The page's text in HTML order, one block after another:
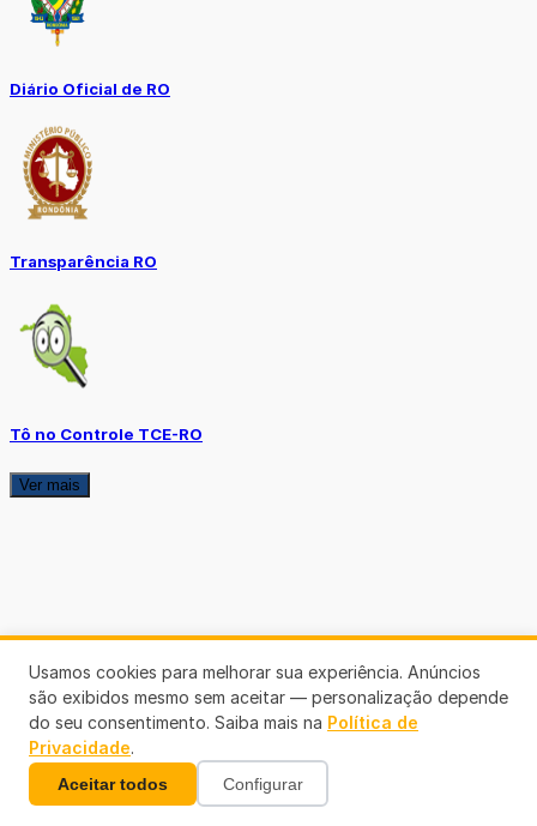
Diário Oficial de RO
Transparência RO
Tô no Controle TCE-RO
Ver mais
Usamos cookies para melhorar sua experiência. Anúncios
são exibidos mesmo sem aceitar — personalização depende
do seu consentimento. Saiba mais na Política de
Privacidade.
Aceitar todos Configurar